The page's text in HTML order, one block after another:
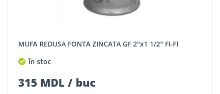
MUFA REDUSA FONTA ZINCATA GF 2"x1 1/2" FI-FI
În stoc
315 MDL / buc